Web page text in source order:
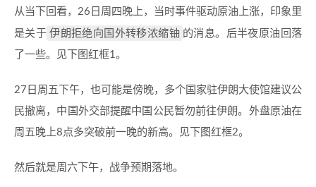
从当下回看，26日周四晚上，当时事件驱动原油上涨，印象里
是关于 伊朗拒绝向国外转移浓缩铀 的消息。后半夜原油回落
了一些。见下图红框1。
27日周五下午，也可能是傍晚，多个国家驻伊朗大使馆建议公
民撤离，中国外交部提醒中国公民暂勿前往伊朗。外盘原油在
周五晚上8点多突破前一晚的新高。见下图红框2。
然后就是周六下午，战争预期落地。